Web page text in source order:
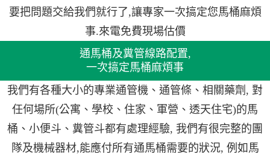
要把問題交給我們就行了,讓專家一次搞定您馬桶麻煩
事.來電免費現場估價
通馬桶及糞管線路配置,
一次搞定馬桶麻煩事
我們有各種大小的專業通管機、通管條、相關藥劑, 對
任何場所(公寓、學校、住家、軍營、透天住宅)的馬
桶、小便斗、糞管斗都有處理經驗, 我們有很完整的團
隊及機械器材,能應付所有通馬桶需要的狀況, 例如馬